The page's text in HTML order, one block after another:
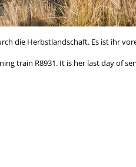
die Herbstlandschaft. Es ist ihr
train R8931. It is her last day of